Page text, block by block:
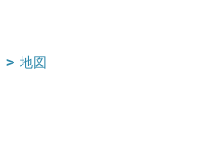
地図